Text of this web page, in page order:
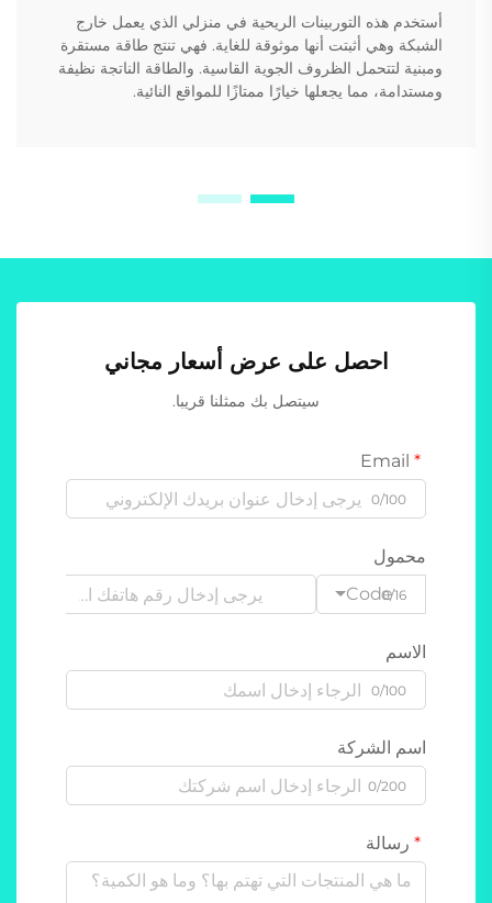
أستخدم هذه التوربينات الريحية في منزلي الذي يعمل خارج
الشبكة وهي أثبتت أنها موثوقة للغاية. فهي تنتج طاقة مستقرة
ومبنية لتتحمل الظروف الجوية القاسية. والطاقة الناتجة نظيفة
ومستدامة، مما يجعلها خيارًا ممتازًا للمواقع النائية.
احصل على عرض أسعار مجاني
سيتصل بك ممثلنا قريبا.
0/100
محمول
Code0/16
الاسم
0/100
اسم الشركة
0/200
رسالة